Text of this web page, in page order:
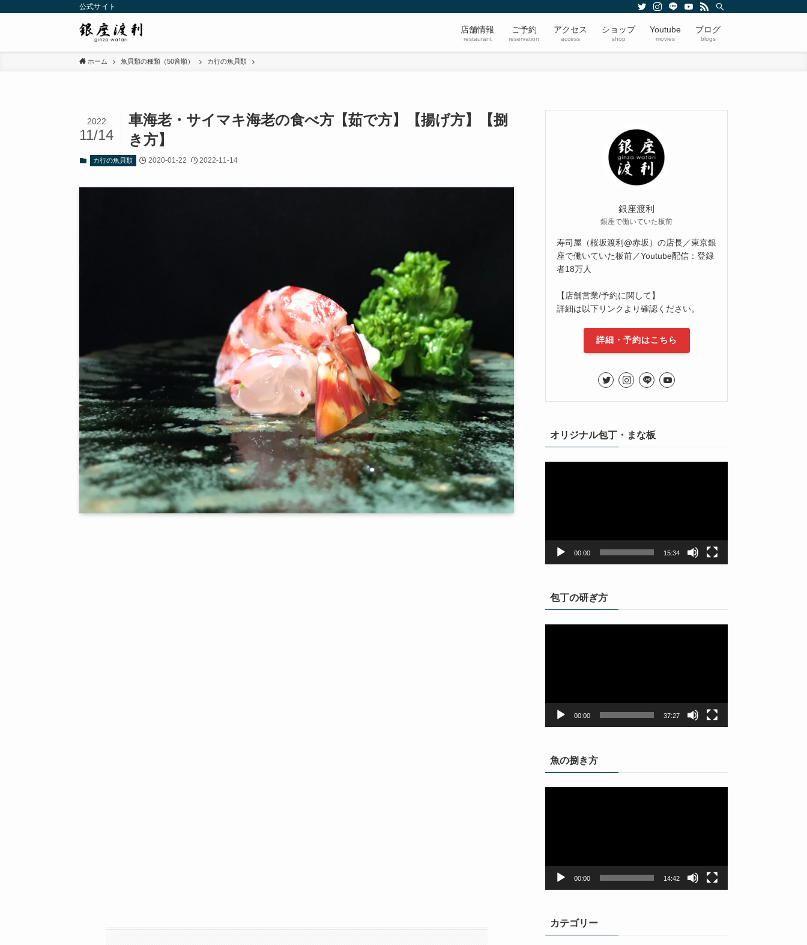
公式サイト
店舗情報
restaurant
ご予約
reservation
アクセス
access
ショップ
shop
Youtube
movies
ブログ
blogs
ホーム 魚貝類の種類（50音順） カ行の魚貝類
車海老・サイマキ海老の食べ方【茹で方】【揚げ方】【捌
き方】
2022
11/14
カ行の魚貝類 2020-01-22 2022-11-14
銀座渡利
銀座で働いていた板前
寿司屋（桜坂渡利@赤坂）の店長／東京銀
座で働いていた板前／Youtube配信：登録
者18万人
【店舗営業/予約に関して】
詳細は以下リンクより確認ください。
詳細・予約はこちら
オリジナル包丁・まな板
00:00 15:34
包丁の研ぎ方
00:00 37:27
魚の捌き方
00:00 14:42
カテゴリー